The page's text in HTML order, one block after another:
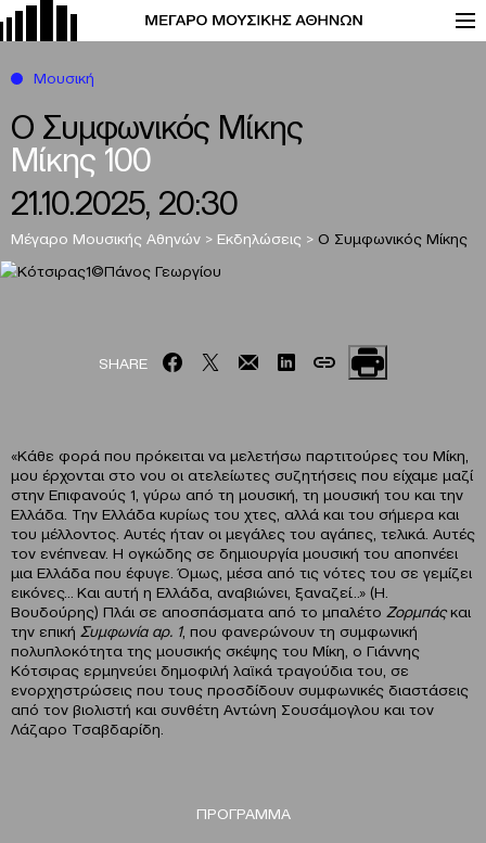
Ο Συμφωνικός Μίκης
Μίκης 100
21.10.2025, 20:30
Μέγαρο Μουσικής Αθηνών > Εκδηλώσεις > Ο Συμφωνικός Μίκης
Μουσική
SHARE
«Κάθε φορά που πρόκειται να μελετήσω παρτιτούρες του Μίκη,
μου έρχονται στο νου οι ατελείωτες συζητήσεις που είχαμε μαζί
στην Επιφανούς 1, γύρω από τη μουσική, τη μουσική του και την
Ελλάδα. Την Ελλάδα κυρίως του χτες, αλλά και του σήμερα και
του μέλλοντος. Αυτές ήταν οι μεγάλες του αγάπες, τελικά. Αυτές
τον ενέπνεαν. Η ογκώδης σε δημιουργία μουσική του αποπνέει
μια Ελλάδα που έφυγε. Όμως, μέσα από τις νότες του σε γεμίζει
εικόνες… Και αυτή η Ελλάδα, αναβιώνει, ξαναζεί…» (Η.
Βουδούρης) Πλάι σε αποσπάσματα από το μπαλέτο Ζορμπάςκαι
την επική Συμφωνία αρ. 1, που φανερώνουν τη συμφωνική
πολυπλοκότητα της μουσικής σκέψης του Μίκη, ο Γιάννης
Κότσιρας ερμηνεύει δημοφιλή λαϊκά τραγούδια του, σε
ενορχηστρώσεις που τους προσδίδουν συμφωνικές διαστάσεις
από τον βιολιστή και συνθέτη Αντώνη Σουσάμογλου και τον
Λάζαρο Τσαβδαρίδη.
ΠΡΟΓΡΑΜΜΑ